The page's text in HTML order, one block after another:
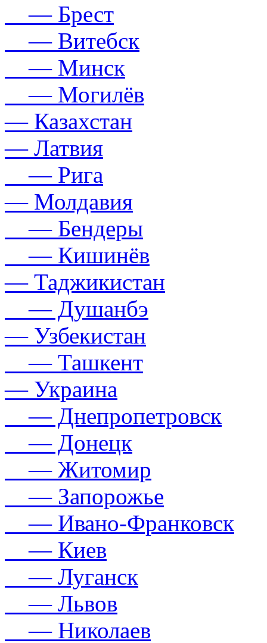
— Брест
— Витебск
— Минск
— Могилёв
— Казахстан
— Латвия
— Рига
— Молдавия
— Бендеры
— Кишинёв
— Таджикистан
— Душанбэ
— Узбекистан
— Ташкент
— Украина
— Днепропетровск
— Донецк
— Житомир
— Запорожье
— Ивано-Франковск
— Киев
— Луганск
— Львов
— Николаев